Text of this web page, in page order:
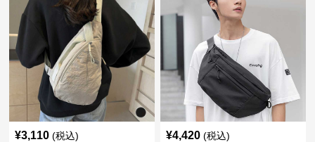
¥3,110 (税込) ¥4,420 (税込)